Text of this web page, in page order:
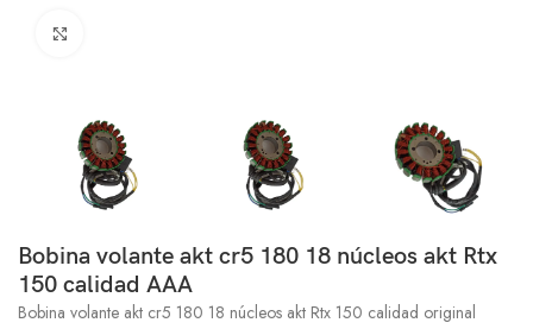
Bobina volante akt cr5 180 18 núcleos akt Rtx
150 calidad AAA
Bobina volante akt cr5 180 18 núcleos akt Rtx 150 calidad original